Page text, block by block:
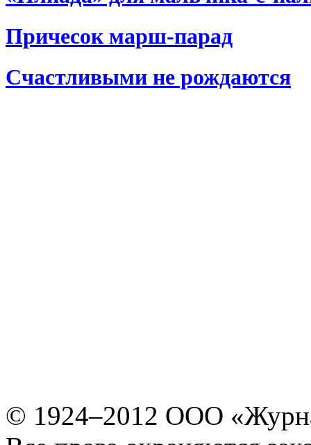
Причесок марш-парад
Счастливыми не рождаются
© 1924–2012 ООО